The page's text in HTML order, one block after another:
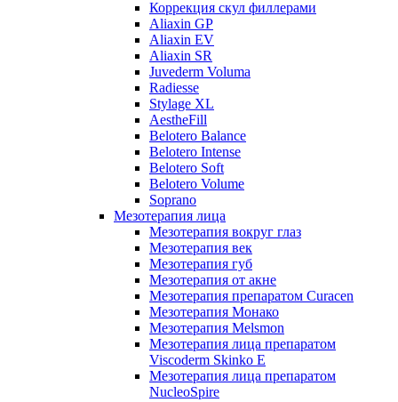
Коррекция скул филлерами
Aliaxin GP
Aliaxin EV
Aliaxin SR
Juvederm Voluma
Radiesse
Stylage XL
AestheFill
Belotero Balance
Belotero Intense
Belotero Soft
Belotero Volume
Soprano
Мезотерапия лица
Мезотерапия вокруг глаз
Мезотерапия век
Мезотерапия губ
Мезотерапия от акне
Мезотерапия препаратом Curacen
Мезотерапия Монако
Мезотерапия Melsmon
Мезотерапия лица препаратом
Viscoderm Skinko E
Мезотерапия лица препаратом
NucleoSpire